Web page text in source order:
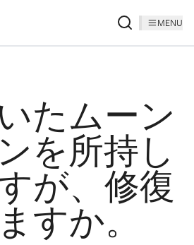
MENU
たムーン
を所持し
が、修復
すか。